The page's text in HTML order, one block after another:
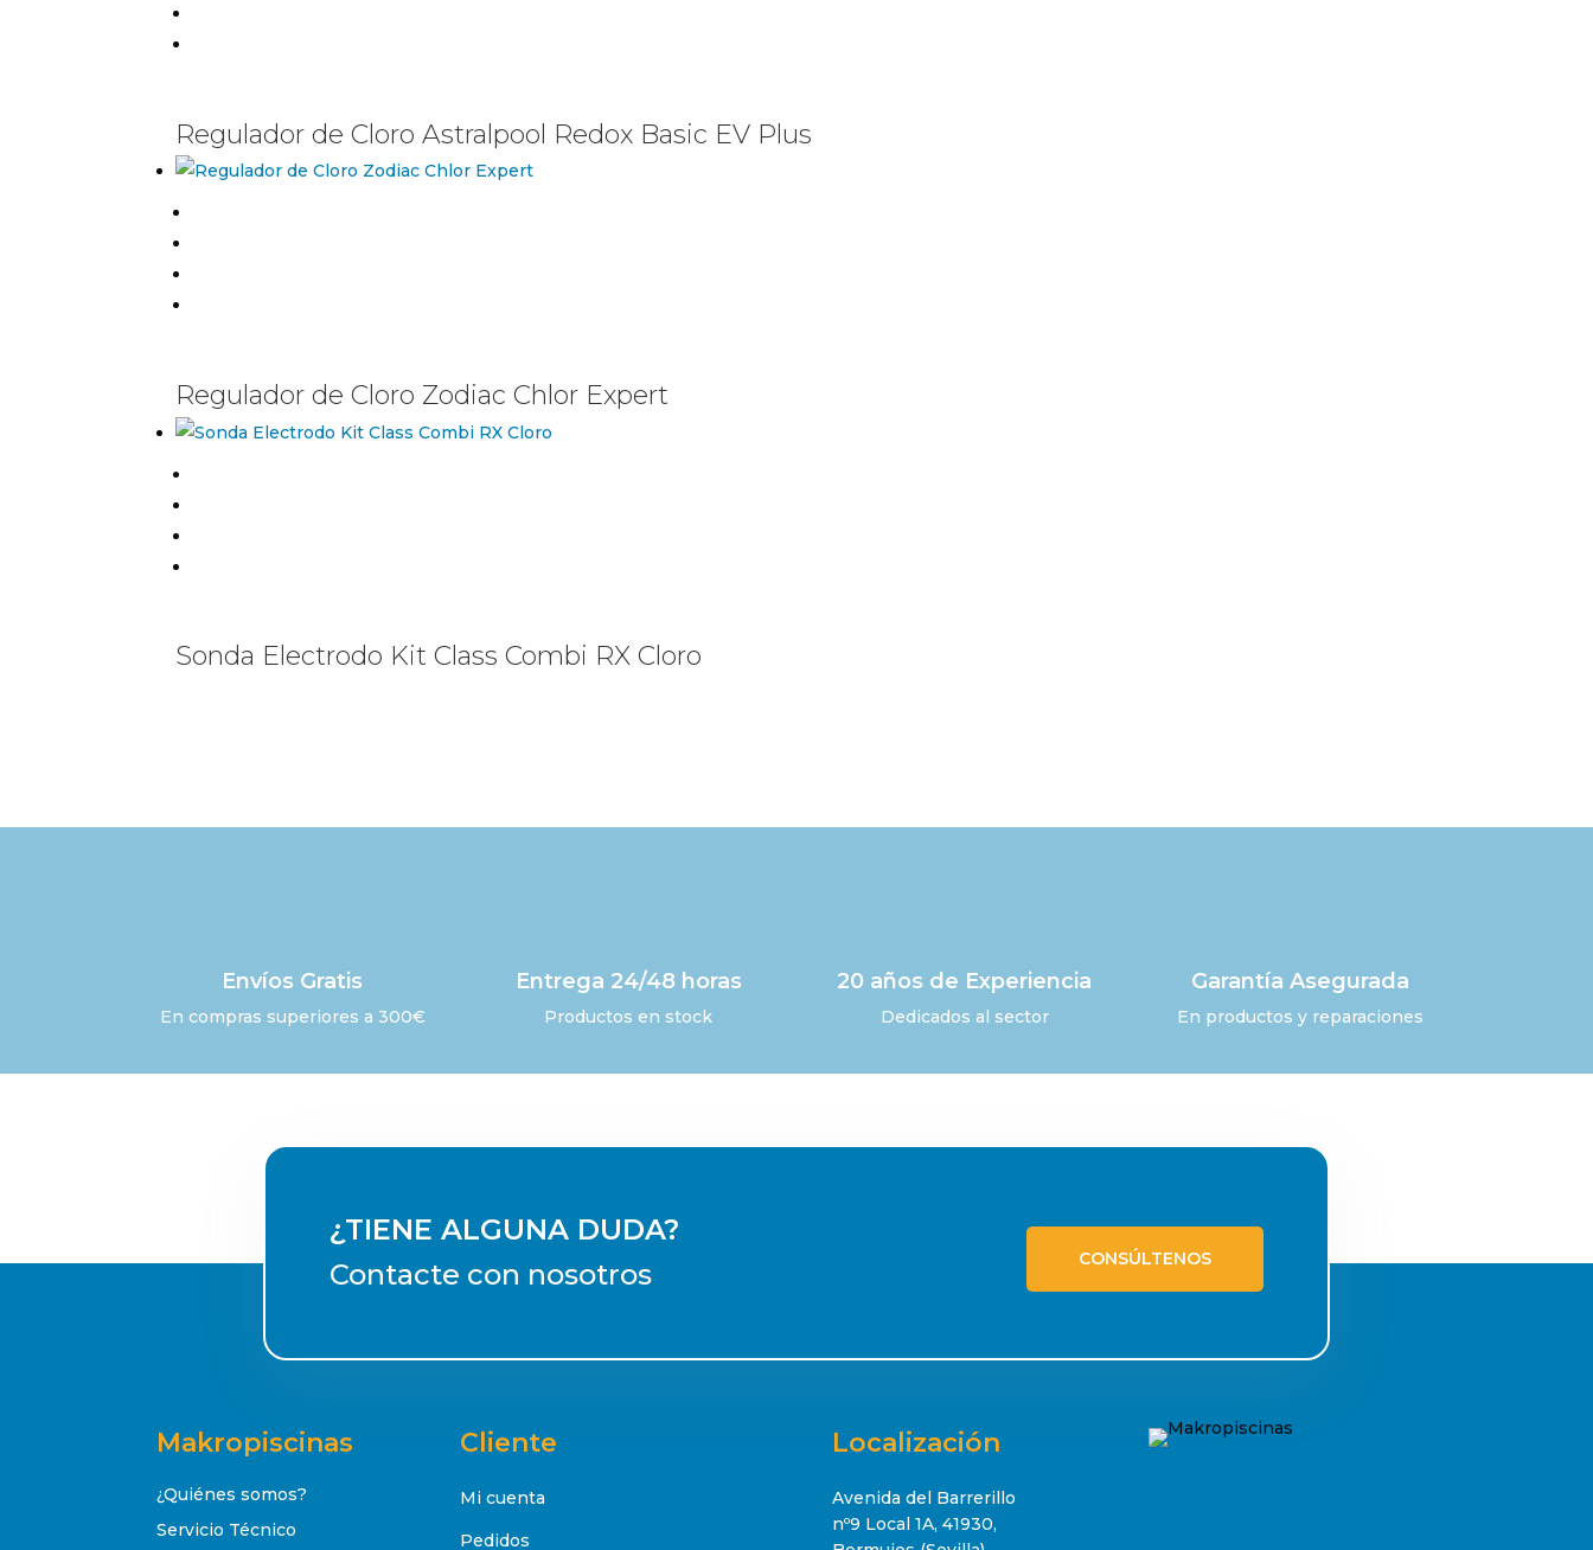
Regulador de Cloro Astralpool Redox Basic EV Plus
Regulador de Cloro Zodiac Chlor Expert
Sonda Electrodo Kit Class Combi RX Cloro
Envíos Gratis
En compras superiores a 300€
Entrega 24/48 horas
Productos en stock
20 años de Experiencia
Dedicados al sector
Garantía Asegurada
En productos y reparaciones
¿TIENE ALGUNA DUDA?
Contacte con nosotros
CONSÚLTENOS
Makropiscinas
¿Quiénes somos?
Servicio Técnico
Cliente
Mi cuenta
Pedidos
Localización
Avenida del Barrerillo
nº9 Local 1A, 41930,